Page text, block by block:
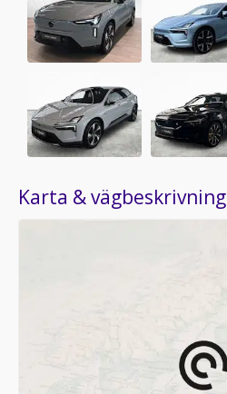
Karta & vägbeskrivning